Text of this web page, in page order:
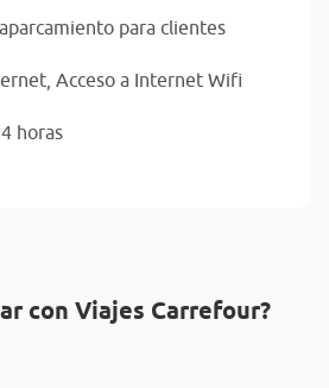
para clientes
Acceso a Internet Wifi
horas
con Viajes Carrefour?